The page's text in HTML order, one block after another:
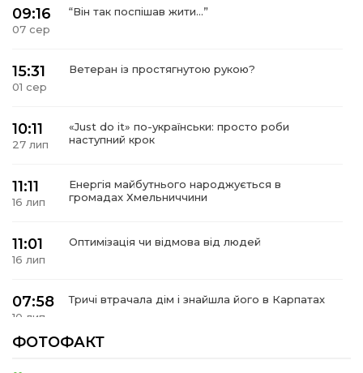
09:16
07 сер
“Він так поспішав жити…”
15:31
01 сер
Ветеран із простягнутою рукою?
10:11
27 лип
«Just do it» по-українськи: просто роби
наступний крок
11:11
16 лип
Енергія майбутнього народжується в
громадах Хмельниччини
11:01
16 лип
Оптимізація чи відмова від людей
07:58
10 лип
Тричі втрачала дім і знайшла його в Карпатах
ФОТОФАКТ